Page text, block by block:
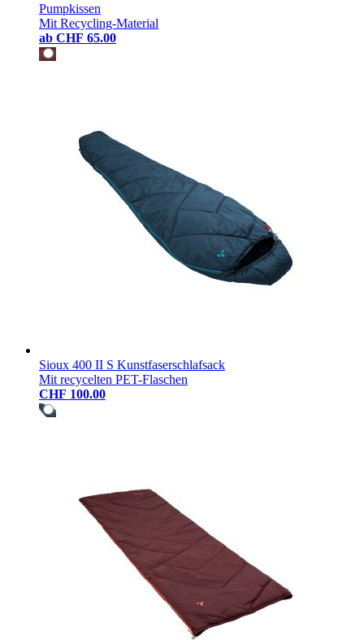
Pumpkissen
Mit Recycling-Material
ab CHF 65.00
Sioux 400 II S Kunstfaserschlafsack
Mit recycelten PET-Flaschen
CHF 100.00